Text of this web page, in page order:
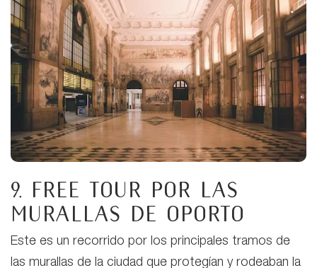
9. Free tour por las
murallas de Oporto
Este es un recorrido por los principales tramos de
las murallas de la ciudad que protegían y rodeaban la